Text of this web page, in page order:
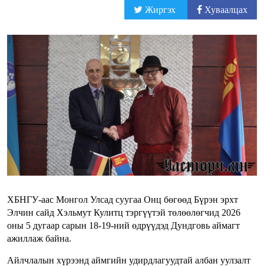
Жиргэх Хуваалцах
ХБНГУ-аас Монгол Улсад суугаа Онц бөгөөд Бүрэн эрхт
Элчин сайд Хэльмут Кулитц тэргүүтэй төлөөлөгчид 2026
оны 5 дугаар сарын 18-19-ний өдрүүдэд Дундговь аймагт
ажиллаж байна.
Айлчлалын хүрээнд аймгийн удирдлагуудтай албан уулзалт